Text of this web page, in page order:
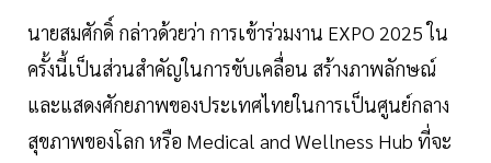
นายสมศักดิ์ กล่าวด้วยว่า การเข้าร่วมงาน EXPO 2025 ใน
ครั้งนี้เป็นส่วนสำคัญในการขับเคลื่อน สร้างภาพลักษณ์
และแสดงศักยภาพของประเทศไทยในการเป็นศูนย์กลาง
สุขภาพของโลก หรือ Medical and Wellness Hub ที่จะ